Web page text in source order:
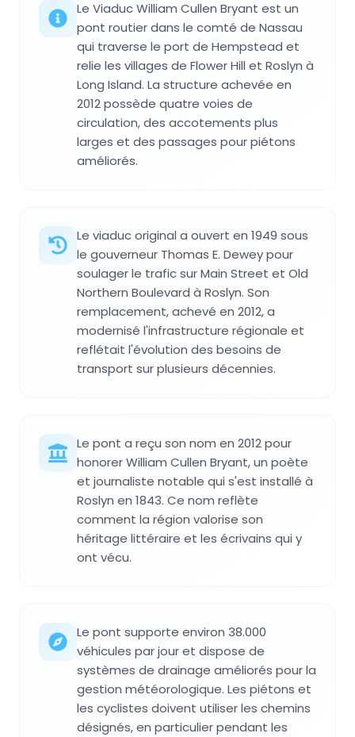
Le Viaduc William Cullen Bryant est un
pont routier dans le comté de Nassau
qui traverse le port de Hempstead et
relie les villages de Flower Hill et Roslyn à
Long Island. La structure achevée en
2012 possède quatre voies de
circulation, des accotements plus
larges et des passages pour piétons
améliorés.
Le viaduc original a ouvert en 1949 sous
le gouverneur Thomas E. Dewey pour
soulager le trafic sur Main Street et Old
Northern Boulevard à Roslyn. Son
remplacement, achevé en 2012, a
modernisé l'infrastructure régionale et
reflétait l'évolution des besoins de
transport sur plusieurs décennies.
Le pont a reçu son nom en 2012 pour
honorer William Cullen Bryant, un poète
et journaliste notable qui s'est installé à
Roslyn en 1843. Ce nom reflète
comment la région valorise son
héritage littéraire et les écrivains qui y
ont vécu.
Le pont supporte environ 38.000
véhicules par jour et dispose de
systèmes de drainage améliorés pour la
gestion météorologique. Les piétons et
les cyclistes doivent utiliser les chemins
désignés, en particulier pendant les